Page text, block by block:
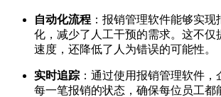
自动化流程 ：报销管理软件能够实
化，减少了人工干预的需求。这不仅
速度，还降低了人为错误的可能性。
实时追踪 ：通过使用报销管理软件
每一笔报销的状态，确保每位员工都